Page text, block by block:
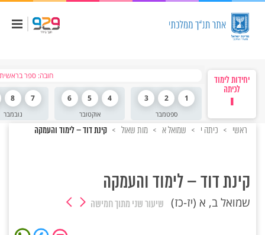
יחידות לימוד
לכיתה
י
חובה: ספר בראשית
ספטמבר
1
2
3
אוקטובר
4
5
6
נובמבר
7
8
ראשי כיתה י שמואל א מות שאול קינת דוד – לימוד והעמקה
קינת דוד – לימוד והעמקה
שמואל ב, א (יז-כז) שיעור שני מתוך חמישה